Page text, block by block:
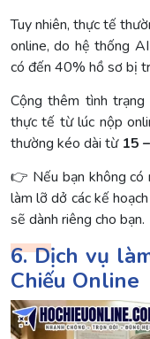
Tuy nhiên, thực tế
online, do hệ thống
có đến 40% hồ sơ bị
Cộng thêm tình
thực tế từ lúc nộp
thường kéo dài từ 15
👉 Nếu bạn không có
làm lỡ dở các kế
sẽ dành riêng cho bạn.
6. Dịch vụ
Chiếu Online